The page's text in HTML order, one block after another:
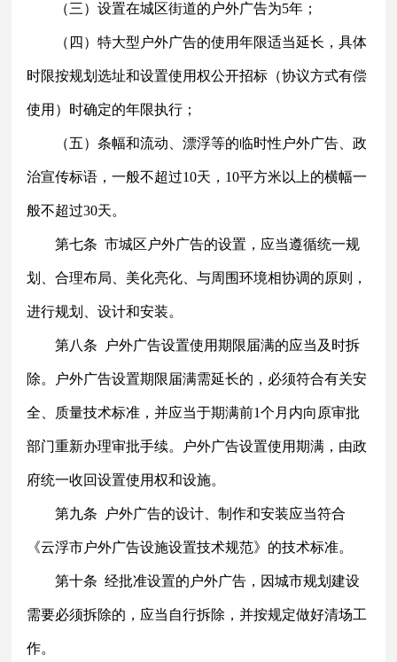
（三）设置在城区街道的户外广告为5年；
（四）特大型户外广告的使用年限适当延长，具体
时限按规划选址和设置使用权公开招标（协议方式有偿
使用）时确定的年限执行；
（五）条幅和流动、漂浮等的临时性户外广告、政
治宣传标语，一般不超过10天，10平方米以上的横幅一
般不超过30天。
第七条 市城区户外广告的设置，应当遵循统一规
划、合理布局、美化亮化、与周围环境相协调的原则，
进行规划、设计和安装。
第八条 户外广告设置使用期限届满的应当及时拆
除。户外广告设置期限届满需延长的，必须符合有关安
全、质量技术标准，并应当于期满前1个月内向原审批
部门重新办理审批手续。户外广告设置使用期满，由政
府统一收回设置使用权和设施。
第九条 户外广告的设计、制作和安装应当符合
《云浮市户外广告设施设置技术规范》的技术标准。
第十条 经批准设置的户外广告，因城市规划建设
需要必须拆除的，应当自行拆除，并按规定做好清场工
作。